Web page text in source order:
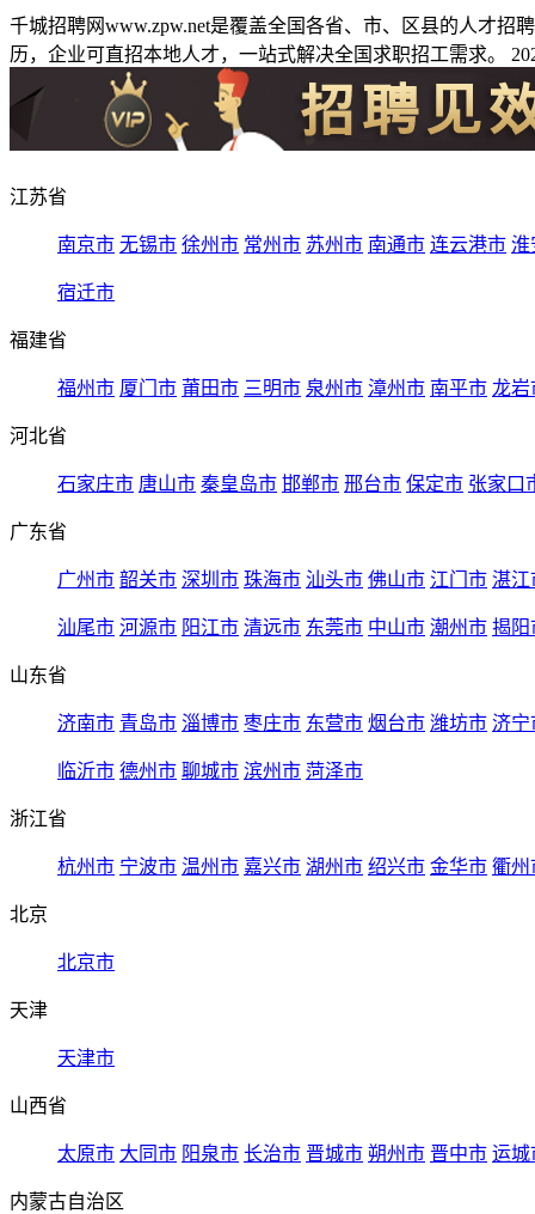
千城招聘网www.zpw.net是覆盖全国各省、市、区县的人才
历，企业可直招本地人才，一站式解决全国求职招工需求。
江苏省
南京市 无锡市 徐州市 常州市 苏州市 南通市 连云港市 淮
宿迁市
福建省
福州市 厦门市 莆田市 三明市 泉州市 漳州市 南平市 龙岩
河北省
石家庄市 唐山市 秦皇岛市 邯郸市 邢台市 保定市 张家口
广东省
广州市 韶关市 深圳市 珠海市 汕头市 佛山市 江门市 湛江
汕尾市 河源市 阳江市 清远市 东莞市 中山市 潮州市 揭阳
山东省
济南市 青岛市 淄博市 枣庄市 东营市 烟台市 潍坊市 济宁
临沂市 德州市 聊城市 滨州市 菏泽市
浙江省
杭州市 宁波市 温州市 嘉兴市 湖州市 绍兴市 金华市 衢州
北京
北京市
天津
天津市
山西省
太原市 大同市 阳泉市 长治市 晋城市 朔州市 晋中市 运城
内蒙古自治区